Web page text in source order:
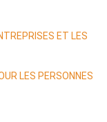
ET LES
LES PERSONNES